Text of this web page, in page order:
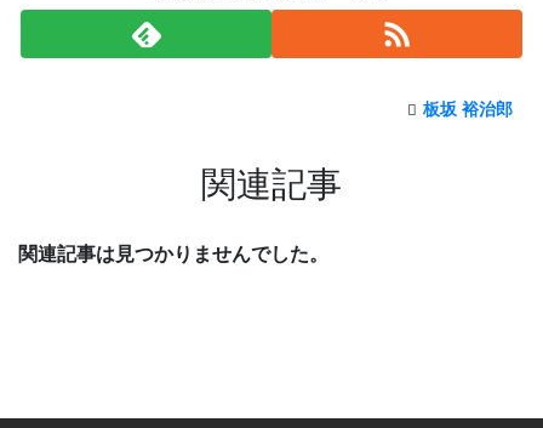
板坂 裕治郎
関連記事
関連記事は見つかりませんでした。